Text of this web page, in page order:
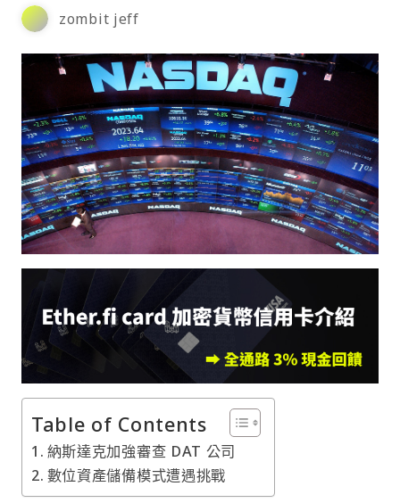
zombit jeff
Table of Contents
納斯達克加強審查 DAT 公司
數位資產儲備模式遭遇挑戰